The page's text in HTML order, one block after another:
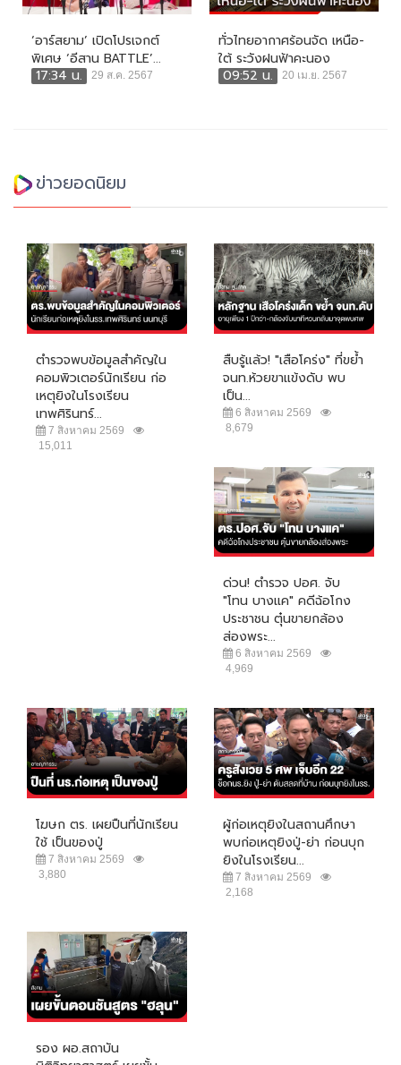
‘อาร์สยาม’ เปิดโปรเจกต์
พิเศษ ‘อีสาน BATTLE’...
17:34 น.
29 ส.ค. 2567
ทั่วไทยอากาศร้อนจัด เหนือ-
ใต้ ระวังฝนฟ้าคะนอง
09:52 น.
20 เม.ย. 2567
ข่าวยอดนิยม
ตำรวจพบข้อมูลสำคัญใน
คอมพิวเตอร์นักเรียน ก่อ
เหตุยิงในโรงเรียน
เทพศิรินทร์...
7 สิงหาคม 2569
15,011
สืบรู้แล้ว! "เสือโคร่ง" ที่ขย้ำ
จนท.ห้วยขาแข้งดับ พบ
เป็น...
6 สิงหาคม 2569
8,679
ด่วน! ตำรวจ ปอศ. จับ
"โทน บางแค" คดีฉ้อโกง
ประชาชน ตุ๋นขายกล้อง
ส่องพระ...
6 สิงหาคม 2569
4,969
โฆษก ตร. เผยปืนที่นักเรียน
ใช้ เป็นของปู่
7 สิงหาคม 2569
3,880
ผู้ก่อเหตุยิงในสถานศึกษา
พบก่อเหตุยิงปู่-ย่า ก่อนบุก
ยิงในโรงเรียน...
7 สิงหาคม 2569
2,168
รอง ผอ.สถาบัน